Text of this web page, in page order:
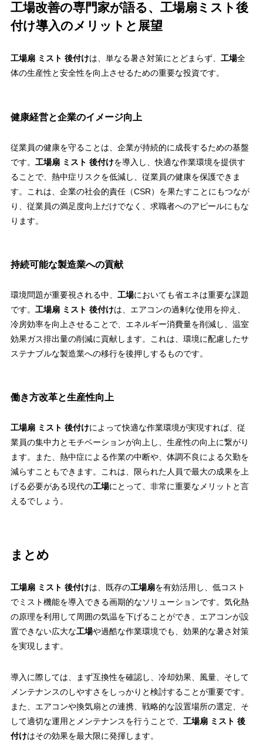
工場改善の専門家が語る、工場扇ミスト後
付け導入のメリットと展望
工場扇 ミスト 後付けは、単なる暑さ対策にとどまらず、 工場全
体の生産性と安全性を向上させるための重要な投資です。
健康経営と企業のイメージ向上
従業員の健康を守ることは、企業が持続的に成長するための基盤
です。 工場扇 ミスト 後付けを導入し、快適な作業環境を提供す
ることで、熱中症リスクを低減し、従業員の健康を保護できま
す。これは、企業の社会的責任（CSR）を果たすことにもつなが
り、従業員の満足度向上だけでなく、求職者へのアピールにもな
ります。
持続可能な製造業への貢献
環境問題が重要視される中、 工場においても省エネは重要な課題
です。 工場扇 ミスト 後付けは、エアコンの過剰な使用を抑え、
冷房効率を向上させることで、エネルギー消費量を削減し、温室
効果ガス排出量の削減に貢献します。これは、環境に配慮したサ
ステナブルな製造業への移行を後押しするものです。
働き方改革と生産性向上
工場扇 ミスト 後付けによって快適な作業環境が実現すれば、従
業員の集中力とモチベーションが向上し、生産性の向上に繋がり
ます。また、熱中症による作業の中断や、体調不良による欠勤を
減らすこともできます。これは、限られた人員で最大の成果を上
げる必要がある現代の工場にとって、非常に重要なメリットと言
えるでしょう。
まとめ
工場扇 ミスト 後付けは、既存の工場扇を有効活用し、低コスト
でミスト機能を導入できる画期的なソリューションです。気化熱
の原理を利用して周囲の気温を下げることができ、エアコンが設
置できない広大な工場や過酷な作業環境でも、効果的な暑さ対策
を実現します。
導入に際しては、まず互換性を確認し、冷却効果、風量、そして
メンテナンスのしやすさをしっかりと検討することが重要です。
また、エアコンや換気扇との連携、戦略的な設置場所の選定、そ
して適切な運用とメンテナンスを行うことで、 工場扇 ミスト 後
付けはその効果を最大限に発揮します。